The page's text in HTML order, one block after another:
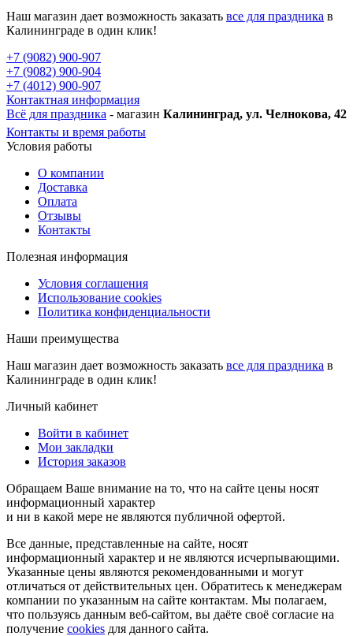
Наш магазин дает возможность заказать все для праздника в
Калининграде в один клик!
+7 (9082) 900-907
+7 (9082) 900-904
+7 (4012) 900-907
Контактная информация
Всё для праздника - магазин Калининград, ул. Челнокова, 42
Контакты и время работы
Условия работы
О компании
Доставка
Оплата
Отзывы
Контакты
Полезная информация
Условия соглашения
Использование cookies
Политика конфиденциальности
Наши преимущества
Наш магазин дает возможность заказать все для праздника в
Калининграде в один клик!
Личный кабинет
Войти в кабинет
Мои закладки
История заказов
Обращаем Ваше внимание на то, что на сайте цены носят
информационный характер
и ни в какой мере не являются публичной офертой.
Все данные, представленные на сайте, носят
информационный характер и не являются исчерпывающими.
Указанные цены являются рекомендованными и могут
отличаться от действительных цен. Обратитесь к менеджерам
компании по указанным на сайте контактам. Мы полагаем,
что пользуясь данным веб-сайтом, вы даёте своё согласие на
получение cookies для данного сайта.